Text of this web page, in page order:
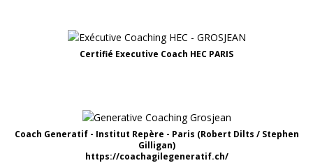
Certifié Executive Coach HEC PARIS
Coach Generatif - Institut Repère - Paris (Robert Dilts / Stephen
Gilligan)
https://coachagilegeneratif.ch/